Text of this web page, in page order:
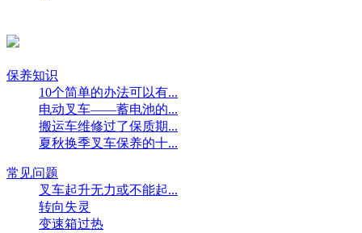
保养知识
10个简单的办法可以有...
电动叉车——蓄电池的...
搬运车维修过了保质期...
夏秋换季叉车保养的十...
常见问题
叉车起升无力或不能起...
转向失灵
变速箱过热